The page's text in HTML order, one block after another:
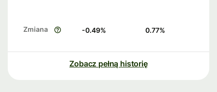
Zmiana -0.49% 0.77%
Zobacz pełną historię